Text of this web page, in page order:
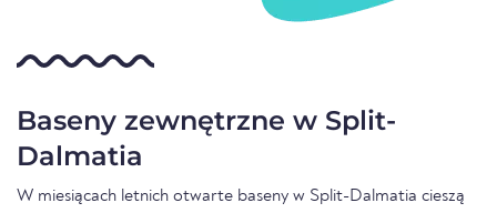
Baseny zewnętrzne w Split-
Dalmatia
W miesiącach letnich otwarte baseny w Split-Dalmatia cieszą